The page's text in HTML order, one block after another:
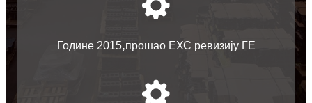
Године 2015,прошао ЕХС ревизију ГЕ